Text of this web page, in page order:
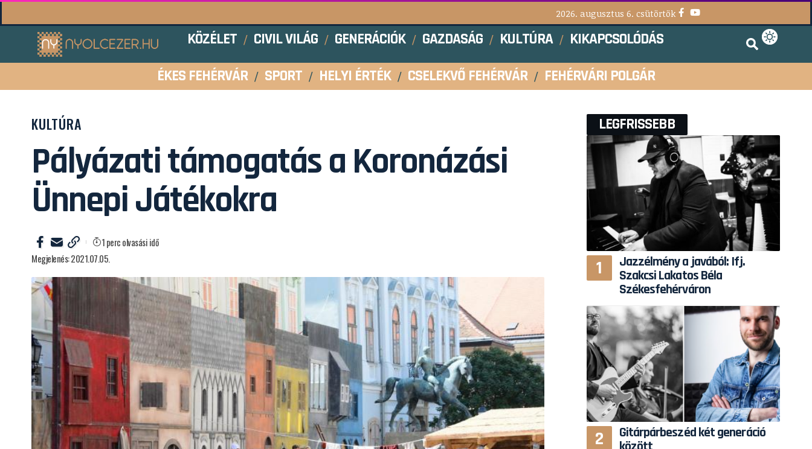
2026. augusztus 6. csütörtök
KÖZÉLET CIVIL VILÁG GENERÁCIÓK GAZDASÁG KULTÚRA
KIKAPCSOLÓDÁS
ÉKES FEHÉRVÁR
SPORT HELYI ÉRTÉK CSELEKVŐ FEHÉRVÁR FEHÉRVÁRI POLGÁR
KULTÚRA
Pályázati támogatás a Koronázási
Ünnepi Játékokra
Megjelenés: 2021.07.05.
1 perc olvasási idő
LEGFRISSEBB
Jazzélmény a javából: Ifj.
Szakcsi Lakatos Béla
Székesfehérváron
Gitárpárbeszéd két generáció